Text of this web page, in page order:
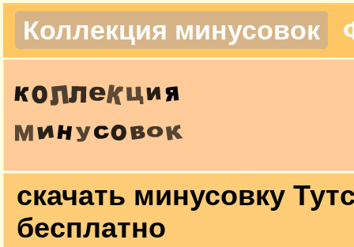
Коллекция минусовок
скачать минусовку
бесплатно